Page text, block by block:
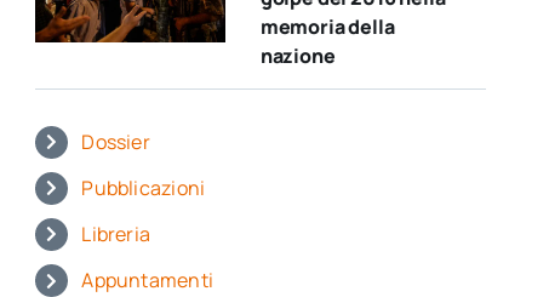
memoria della
nazione
Dossier
Pubblicazioni
Libreria
Appuntamenti